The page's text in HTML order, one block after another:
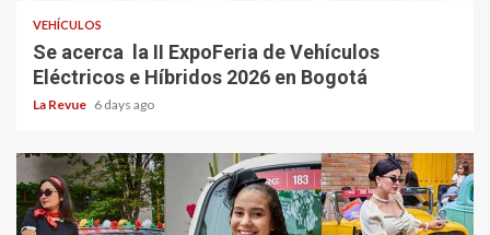
VEHÍCULOS
Se acerca la II ExpoFeria de Vehículos
Eléctricos e Híbridos 2026 en Bogotá
La Revue 6 days ago